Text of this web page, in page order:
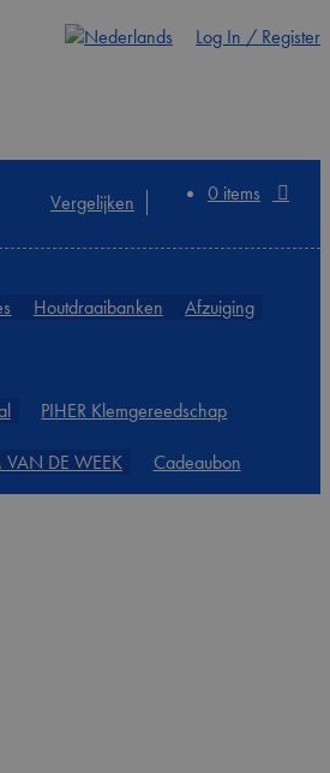
Log In / Register
Vergelijken 0 items
Houtdraaibanken
Afzuiging
PIHER Klemgereedschap
DE WEEK
Cadeaubon